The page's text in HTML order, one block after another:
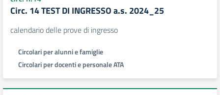
Circ. 14 TEST DI INGRESSO a.s. 2024_25
calendario delle prove di ingresso
Circolari per alunni e famiglie
Circolari per docenti e personale ATA